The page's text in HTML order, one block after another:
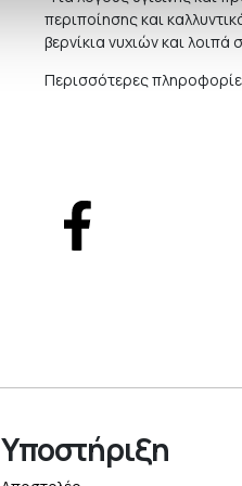
περιποίησης και
βερνίκια νυχιών και
Περισσότερες
Υποστήριξη